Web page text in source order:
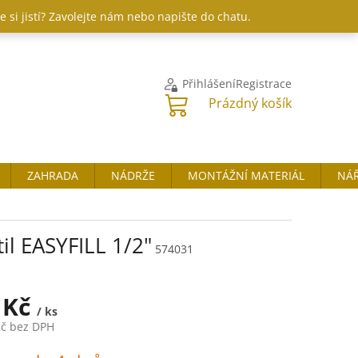
si jistí? Zavolejte nám nebo napište do chatu.
PřihlášeníRegistrace
NÁKUPNÍ
Prázdný košík
ZAHRADA NÁDRŽE MONTÁŽNÍ MATERIÁL
EASYFILL 1/2" 574031
/ ks
bez DPH